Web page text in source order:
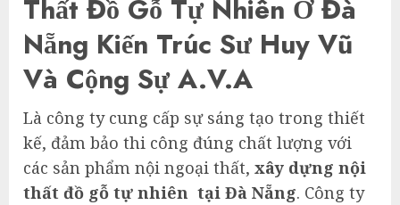
Thất Đồ Gỗ Tự Nhiên Ở Đà
Nẵng Kiến Trúc Sư Huy Vũ
Và Cộng Sự A.V.A
Là công ty cung cấp sự sáng tạo trong thiết
kế, đảm bảo thi công đúng chất lượng với
các sản phẩm nội ngoại thất, xây dựng nội
thất đồ gỗ tự nhiên tại Đà Nẵng. Công ty